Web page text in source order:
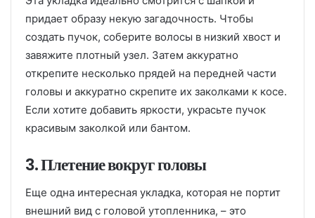
придает образу некую загадочность. Чтобы
создать пучок, соберите волосы в низкий хвост и
завяжите плотный узел. Затем аккуратно
открепите несколько прядей на передней части
головы и аккуратно скрепите их заколками к косе.
Если хотите добавить яркости, украсьте пучок
красивым заколкой или бантом.
3. Плетение вокруг головы
Еще одна интересная укладка, которая не портит
внешний вид с головой утопленника, – это